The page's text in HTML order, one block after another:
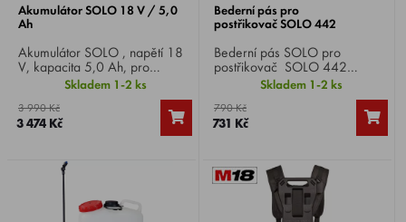
Akumulátor SOLO 18 V / 5,0
Ah
Akumulátor SOLO , napětí 18
V, kapacita 5,0 Ah, pro
bateriový postřikovač SOLO
442 Comfort .
Skladem 1-2 ks
3 990 Kč
3 474 Kč
Bederní pás pro
postřikovač SOLO 442
Bederní pás SOLO pro
postřikovač SOLO 442
Comfort .Skladem 1-2 ks
790 Kč
731 Kč